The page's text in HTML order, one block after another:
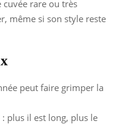
rare ou très
même si son style reste
peut faire grimper la
: plus il est long, plus le